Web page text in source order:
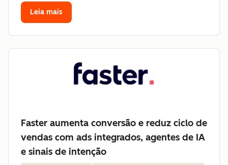
Leia mais
Faster aumenta conversão e reduz ciclo de
vendas com ads integrados, agentes de IA
e sinais de intenção